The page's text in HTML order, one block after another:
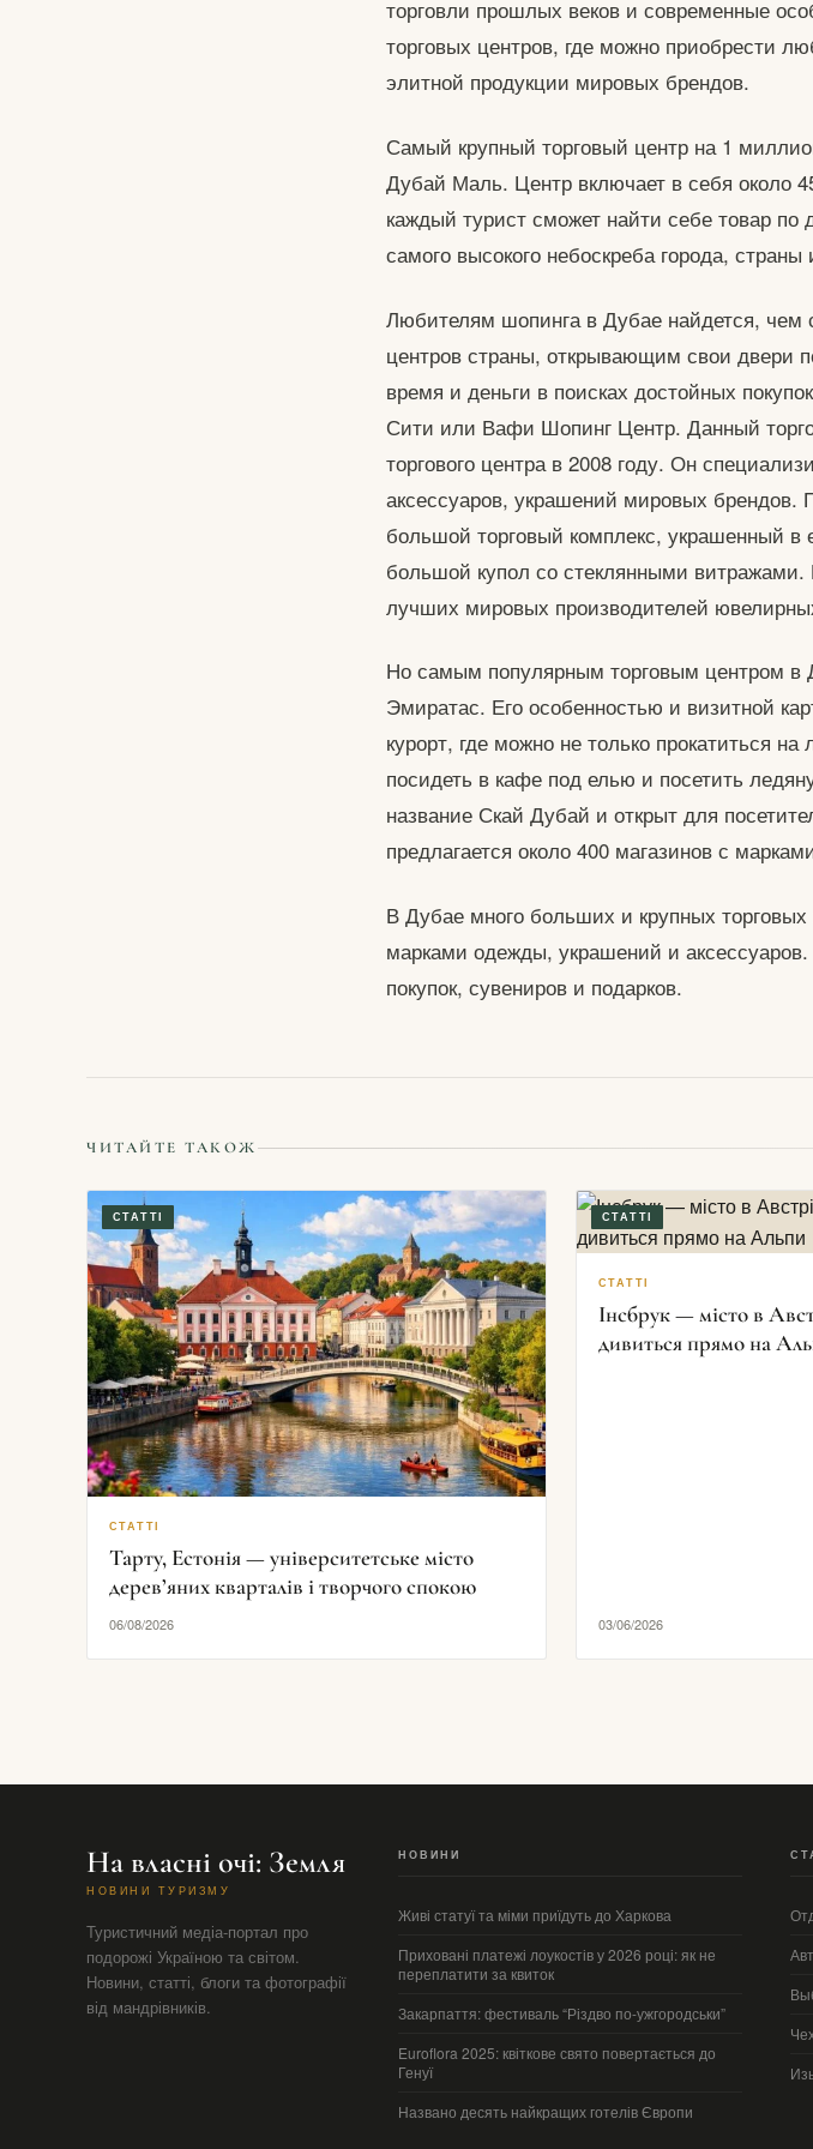
торговли прошлых веков и современные
торговых центров, где можно приобрести
элитной продукции мировых брендов.
Самый крупный торговый центр на 1
Дубай Маль. Центр включает в себя около
каждый турист сможет найти себе товар
самого высокого небоскреба города,
Любителям шопинга в Дубае найдется,
центров страны, открывающим свои двери
время и деньги в поисках достойных
Сити или Вафи Шопинг Центр. Данный
торгового центра в 2008 году. Он
аксессуаров, украшений мировых брендов.
большой торговый комплекс, украшенный в
большой купол со стеклянными
лучших мировых производителей
Но самым популярным торговым центром в
Эмиратас. Его особенностью и визитной
курорт, где можно не только прокатиться
посидеть в кафе под елью и посетить
название Скай Дубай и открыт для
предлагается около 400 магазинов с
В Дубае много больших и крупных
марками одежды, украшений и
покупок, сувениров и подарков.
ЧИТАЙТЕ ТАКОЖ
СТАТТІ
СТАТТІ
Тарту, Естонія — університетське місто
дерев’яних кварталів і творчого спокою
06/08/2026
СТАТТІ
СТАТТІ
Інсбрук — місто в
дивиться прямо на
03/06/2026
На власні очі: Земля
НОВИНИ ТУРИЗМУ
Туристичний медіа-портал про
подорожі Україною та світом.
Новини, статті, блоги та фотографії
від мандрівників.
НОВИНИ
Живі статуї та міми приїдуть до Харкова
Приховані платежі лоукостів у 2026 році: як не
переплатити за квиток
Закарпаття: фестиваль “Різдво по-ужгородськи”
Euroflora 2025: квіткове свято повертається до
Генуї
Названо десять найкращих готелів Європи